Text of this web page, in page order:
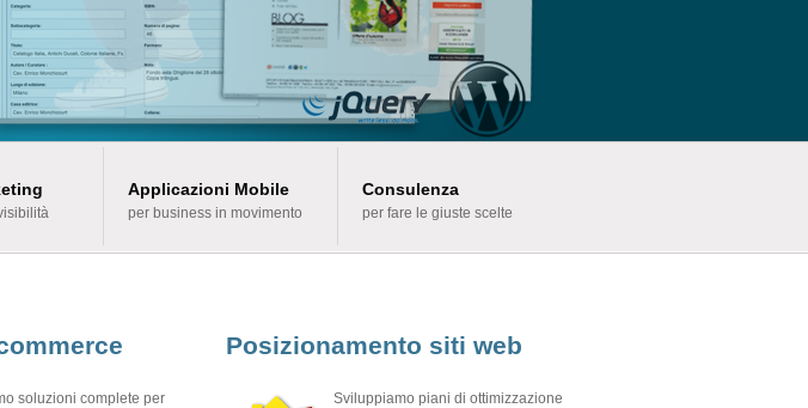
Applicazioni Mobile
per business in movimento
Consulenza
per fare le giuste scelte
soluzioni complete per
Posizionamento siti web
Sviluppiamo piani di ottimizzazione